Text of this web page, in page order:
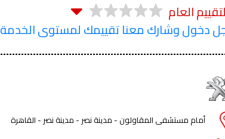
العام
دخول وشارك معنا تقييمك لمستوى الخدمة
أمام مستشفى المقاولون - مدينة نصر - مدينة نصر - القاهرة